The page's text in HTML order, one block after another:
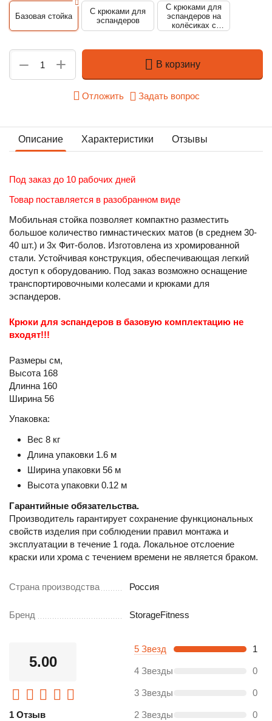
Базовая стойка
С крюками для
эспандеров
С крюками для
эспандеров на
колёсиках с
тормозом d50
+
− В корзину
Отложить Задать вопрос
Описание Характеристики Отзывы
Под заказ до 10 рабочих дней
Товар поставляется в разобранном виде
Мобильная стойка позволяет компактно разместить
большое количество гимнастических матов (в среднем 30-
40 шт.) и 3х Фит-болов. Изготовлена из хромированной
стали. Устойчивая конструкция, обеспечивающая легкий
доступ к оборудованию. Под заказ возможно оснащение
транспортировочными колесами и крюками для
эспандеров.
Крюки для эспандеров в базовую комплектацию не
входят!!!
Размеры см,
Высота 168
Длинна 160
Ширина 56
Упаковка:
Вес 8 кг
Длина упаковки 1.6 м
Ширина упаковки 56 м
Высота упаковки 0.12 м
Гарантийные обязательства.
Производитель гарантирует сохранение функциональных
свойств изделия при соблюдении правил монтажа и
эксплуатации в течение 1 года. Локальное отслоение
краски или хрома с течением времени не является браком.
Страна производства Россия
Бренд StorageFitness
5.00
1 Отзыв
5 Звезд 1
4 Звезды 0
3 Звезды 0
2 Звезды 0